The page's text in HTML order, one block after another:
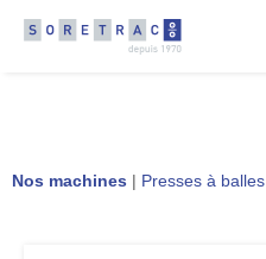
Nos machines | Presses à balles